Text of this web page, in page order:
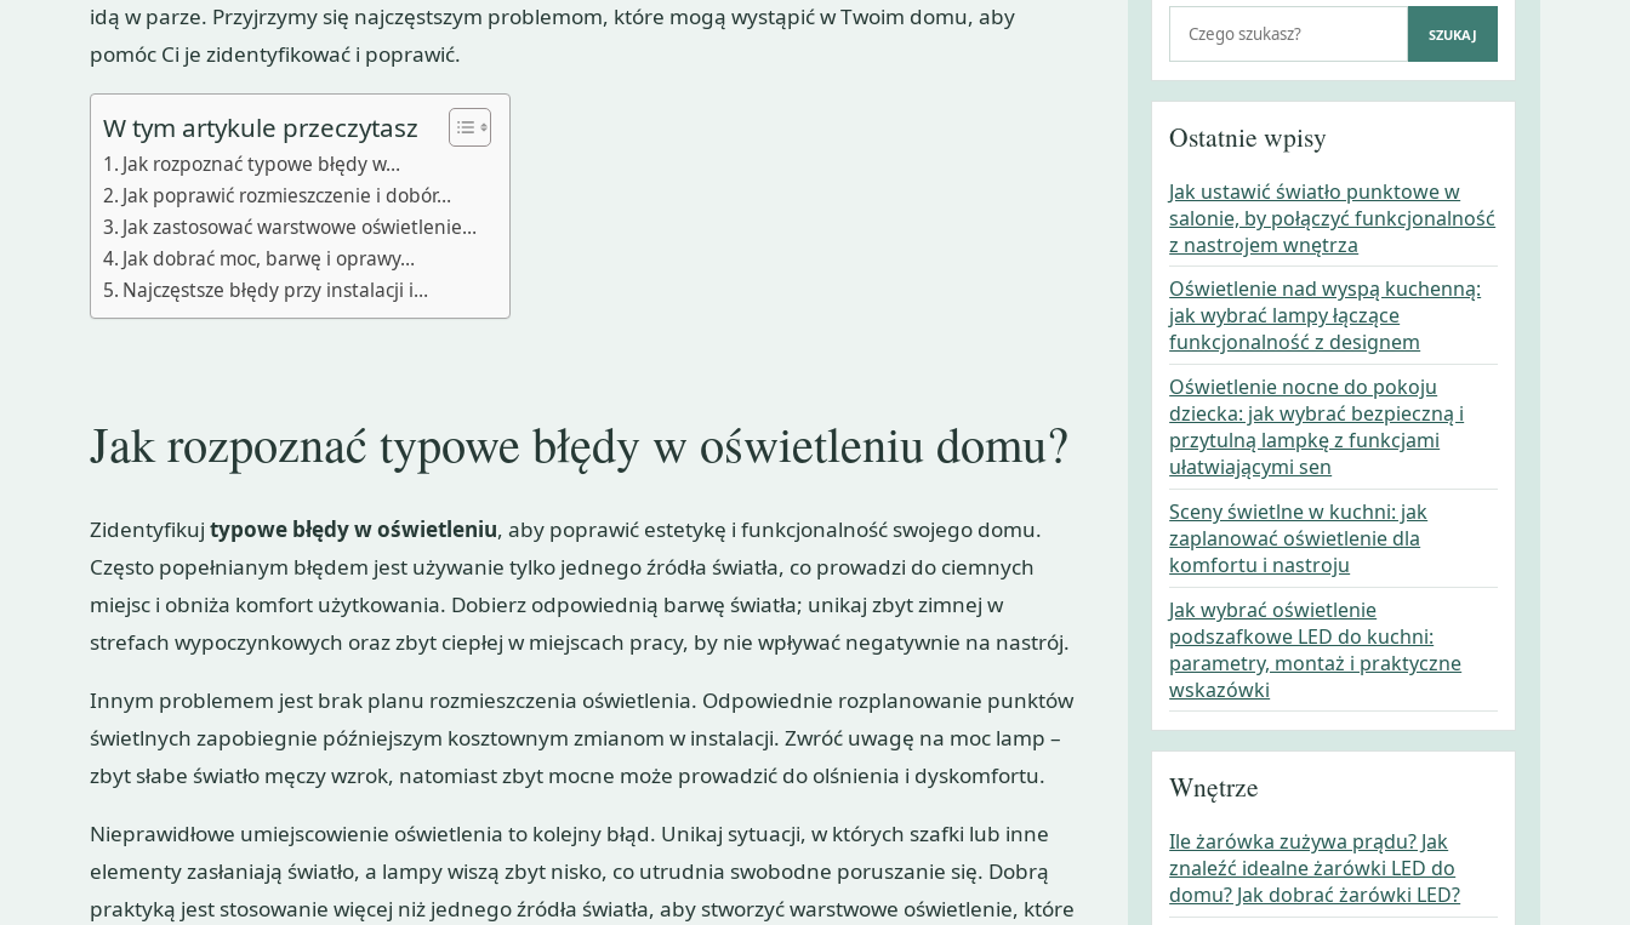
idą w parze. Przyjrzymy się najczęstszym problemom, które mogą wystąpić w Twoim domu, aby
pomóc Ci je zidentyfikować i poprawić.
W tym artykule przeczytasz
Jak rozpoznać typowe błędy w…
Jak poprawić rozmieszczenie i dobór…
Jak zastosować warstwowe oświetlenie…
Jak dobrać moc, barwę i oprawy…
Najczęstsze błędy przy instalacji i…
Jak rozpoznać typowe błędy w oświetleniu domu?
Zidentyfikujtypowe błędy w oświetleniu, aby poprawić estetykę i funkcjonalność swojego domu.
Często popełnianym błędem jest używanie tylko jednego źródła światła, co prowadzi do ciemnych
miejsc i obniża komfort użytkowania. Dobierz odpowiednią barwę światła; unikaj zbyt zimnej w
strefach wypoczynkowych oraz zbyt ciepłej w miejscach pracy, by nie wpływać negatywnie na nastrój.
Innym problemem jest brak planu rozmieszczenia oświetlenia. Odpowiednie rozplanowanie punktów
świetlnych zapobiegnie późniejszym kosztownym zmianom w instalacji. Zwróć uwagę na moc lamp –
zbyt słabe światło męczy wzrok, natomiast zbyt mocne może prowadzić do olśnienia i dyskomfortu.
Nieprawidłowe umiejscowienie oświetlenia to kolejny błąd. Unikaj sytuacji, w których szafki lub inne
elementy zasłaniają światło, a lampy wiszą zbyt nisko, co utrudnia swobodne poruszanie się. Dobrą
praktyką jest stosowanie więcej niż jednego źródła światła, aby stworzyć warstwowe oświetlenie, które
SZUKAJ
Ostatnie wpisy
Jak ustawić światło punktowe w
salonie, by połączyć funkcjonalność
z nastrojem wnętrza
Oświetlenie nad wyspą kuchenną:
jak wybrać lampy łączące
funkcjonalność z designem
Oświetlenie nocne do pokoju
dziecka: jak wybrać bezpieczną i
przytulną lampkę z funkcjami
ułatwiającymi sen
Sceny świetlne w kuchni: jak
zaplanować oświetlenie dla
komfortu i nastroju
Jak wybrać oświetlenie
podszafkowe LED do kuchni:
parametry, montaż i praktyczne
wskazówki
Wnętrze
Ile żarówka zużywa prądu? Jak
znaleźć idealne żarówki LED do
domu? Jak dobrać żarówki LED?